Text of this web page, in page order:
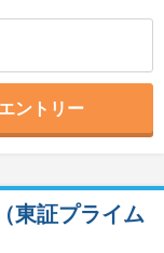
エントリー
東証プライム